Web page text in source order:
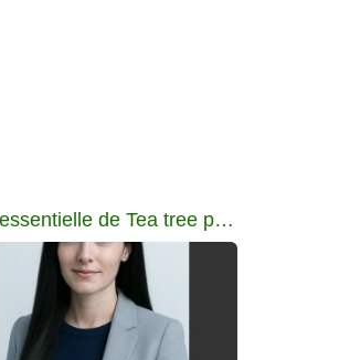
Huile essentielle de Tea tree pour cuir chevelu